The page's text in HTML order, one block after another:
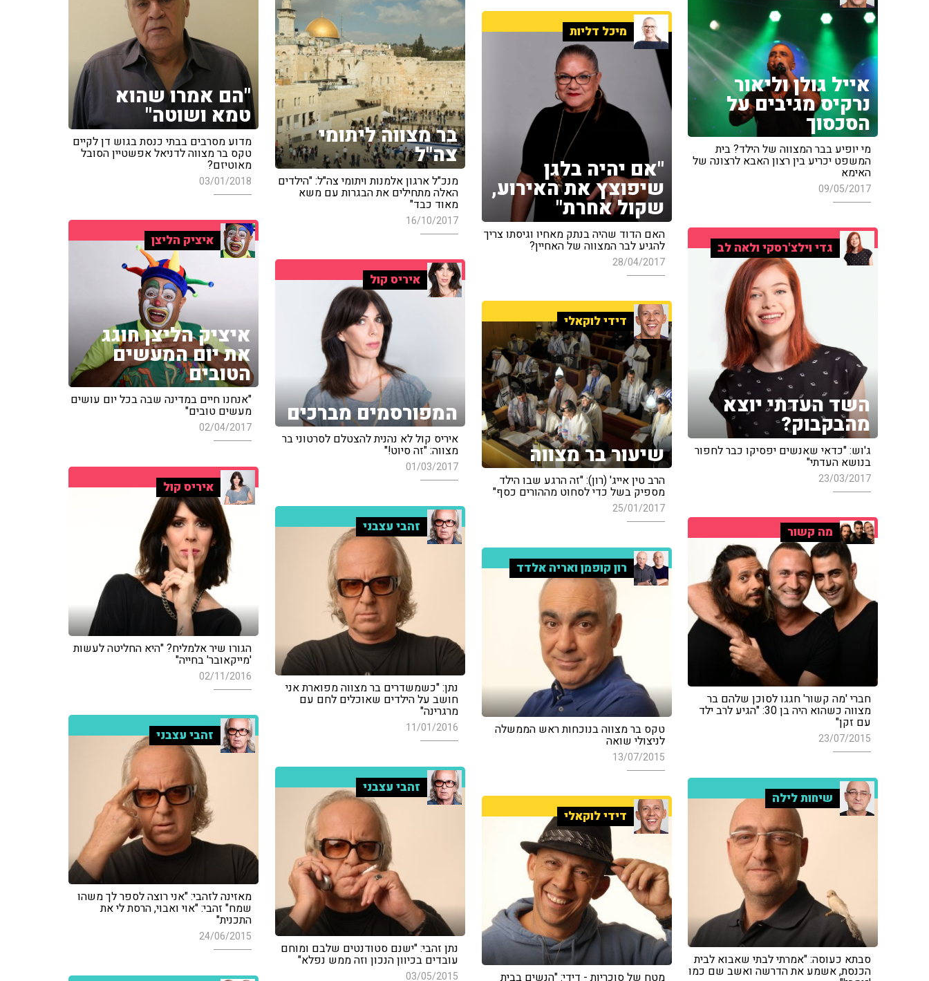
"הם אמרו שהוא
טמא ושוטה"
מדוע מסרבים בבתי כנסת בגוש דן לקיים
טקס בר מצווה לדניאל אפשטיין הסובל
מאוטיזם?
03/01/2018
בר מצווה ליתומי
צה"ל
מנכ"ל ארגון אלמנות ויתומי צה"ל: "הילדים
האלה מתחילים את הבגרות עם משא
מאוד כבד"
16/10/2017
אייל גולן וליאור
נרקיס מגיבים על
הסכסוך
מי יופיע בבר המצווה של הילד? בית
המשפט יכריע בין רצון האבא לרצונה של
האימא
09/05/2017
מיכל דליות
"אם יהיה בלגן
שיפוצץ את האירוע,
שקול אחרת"
האם הדוד שהיה בנתק מאחיו וגיסתו צריך
להגיע לבר המצווה של האחיין?
28/04/2017
איציק הליצן
איציק הליצן חוגג
את יום המעשים
הטובים
"אנחנו חיים במדינה שבה בכל יום עושים
מעשים טובים"
02/04/2017
גדי וילצ'רסקי ולאה לב
השד העדתי יוצא
מהבקבוק?
ג'וש: "כדאי שאנשים יפסיקו כבר לחפור
בנושא העדתי"
23/03/2017
איריס קול
המפורסמים מברכים
איריס קול לא נהנית להצטלם לסרטוני בר
מצווה: "זה סיוט!"
01/03/2017
דידי לוקאלי
שיעור בר מצווה
הרב טין אייג' (רון): "זה הרגע שבו הילד
מספיק בשל כדי לסחוט מההורים כסף"
25/01/2017
איריס קול
הגורו שיר אלמליח? "היא החליטה לעשות
'מייקאובר' בחייה"
02/11/2016
זהבי עצבני
נתן: "כשמשדרים בר מצווה מפוארת אני
חושב על הילדים שאוכלים לחם עם
מרגרינה"
11/01/2016
מה קשור
חברי 'מה קשור' חגגו לסוכן שלהם בר
מצווה כשהוא היה בן 30: "הגיע לרב ילד
עם זקן"
23/07/2015
רון קופמן ואריה אלדד
טקס בר מצווה בנוכחות ראש הממשלה
לניצולי שואה
13/07/2015
זהבי עצבני
מאזינה לזהבי: "אני רוצה לספר לך משהו
שמח" זהבי: "אוי ואבוי, הרסת לי את
התכנית"
24/06/2015
זהבי עצבני
נתן זהבי: "ישנם סטודנטים שלבם ומוחם
עובדים בכיוון הנכון וזה ממש נפלא"
03/05/2015
שיחות לילה
סבתא כעוסה: "אמרתי לבתי שאבוא לבית
הכנסת, אשמע את הדרשה ואשב שם כמו
דידי לוקאלי